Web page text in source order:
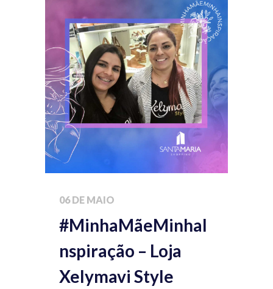
06 DE MAIO
#MinhaMãeMinhaI
nspiração – Loja
Xelymavi Style